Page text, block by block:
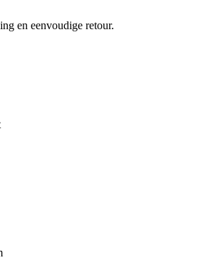
en eenvoudige retour.